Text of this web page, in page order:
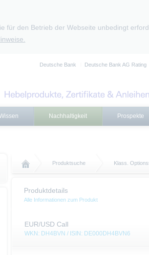
für den Betrieb der Webseite unbedingt
Deutsche Bank Deutsche Bank AG Rating
Nachhaltigkeit Prospekte
Produktsuche Klass.
Produktdetails
Alle Informationen zum Produkt
EUR/USD Call
WKN: DH4BVN / ISIN: DE000DH4BVN6